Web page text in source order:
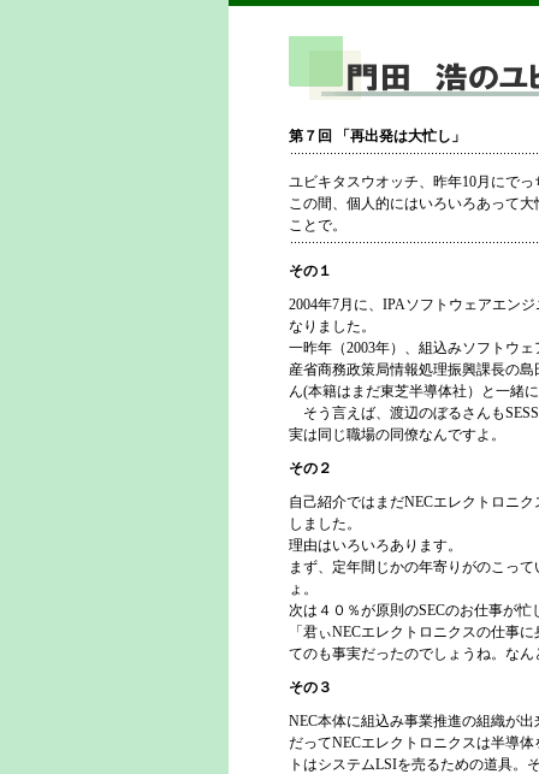
第７回 「再出発は大忙し」
ユビキタスウオッチ、昨年10月にで
この間、個人的にはいろいろあって
ことで。
その１
2004年7月に、IPAソフトウェアエン
なりました。
一昨年（2003年）、組込みソフトウ
産省商務政策局情報処理振興課長の
ん(本籍はまだ東芝半導体社）と一緒
そう言えば、渡辺のぼるさんも
実は同じ職場の同僚なんですよ。
その２
自己紹介ではまだNECエレクトロニ
しました。
理由はいろいろあります。
まず、定年間じかの年寄りがのこっ
ょ。
次は４０％が原則のSECのお仕事が忙
「君ぃNECエレクトロニクスの仕事
てのも事実だったのでしょうね。な
その３
NEC本体に組込み事業推進の組織が
だってNECエレクトロニクスは半導
トはシステムLSIを売るための道具。